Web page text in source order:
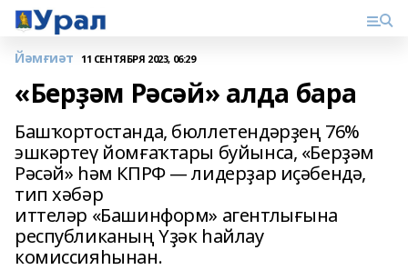
Йәмғиәт 11 СЕНТЯБРЯ 2023, 06:29
«Берҙәм Рәсәй» алда бара
Башҡортостанда, бюллетендәрҙең 76%
эшкәртеү йомғаҡтары буйынса, «Берҙәм
Рәсәй» һәм КПРФ — лидерҙар иҫәбендә,
тип хәбәр
иттеләр «Башинформ» агентлығына
республиканың Үҙәк һайлау
комиссияһынан.